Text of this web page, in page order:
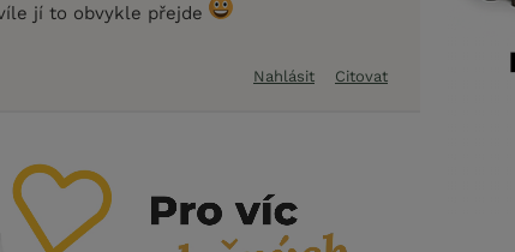
jí to obvykle přejde
Nahlásit Citovat